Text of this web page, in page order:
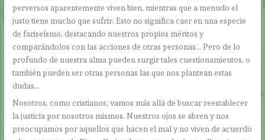
perversos aparentemente viven bien, mientras que a menudo el
justo tiene mucho que sufrir. Esto no significa caer en una especie
de fariseísmo, destacando nuestros propios méritos y
comparándolos con las acciones de otras personas… Pero de lo
profundo de nuestra alma pueden surgir tales cuestionamientos, o
también pueden ser otras personas las que nos plantean estas
dudas…
Nosotros, como cristianos, vamos más allá de buscar reestablecer
la justicia por nosotros mismos. Nuestros ojos se abren y nos
preocupamos por aquellos que hacen el mal y no viven de acuerdo